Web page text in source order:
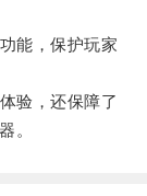
能，保护玩家
验，还保障了
。